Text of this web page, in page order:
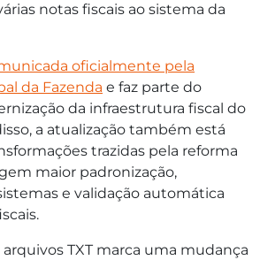
notas fiscais ao sistema da
oficialmente pela
da Fazenda e faz parte do
da infraestrutura fiscal do
a atualização também está
trazidas pela reforma
maior padronização,
e validação automática
TXT marca uma mudança